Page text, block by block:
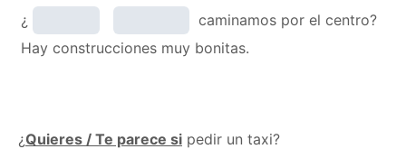
¿
caminamos por el centro?
Hay construcciones muy bonitas.
¿Quieres / Te parece si pedir un taxi?